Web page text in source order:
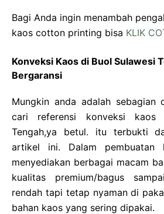
Bagi Anda ingin menambah
kaos cotton printing bisa KLIK
Konveksi Kaos di Buol Sulawesi
Bergaransi
Mungkin anda adalah sebagian
cari referensi konveksi kaos
Tengah,ya betul. itu terbukti
artikel ini. Dalam pembuatan
menyediakan berbagai macam
kualitas premium/bagus
rendah tapi tetap nyaman di
bahan kaos yang sering dipakai.